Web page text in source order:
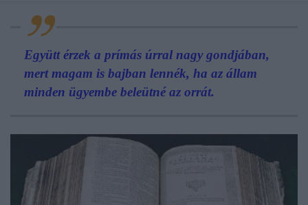
Együtt érzek a prímás úrral nagy gondjában,
mert magam is bajban lennék, ha az állam
minden ügyembe beleütné az orrát.